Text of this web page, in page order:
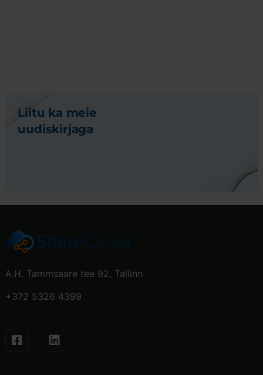
Liitu ka meie
uudiskirjaga
A.H. Tammsaare tee 92, Tallinn
+372 5326 4399